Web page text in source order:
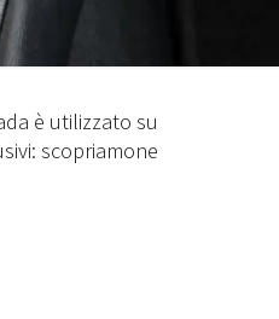
è utilizzato su
scopriamone